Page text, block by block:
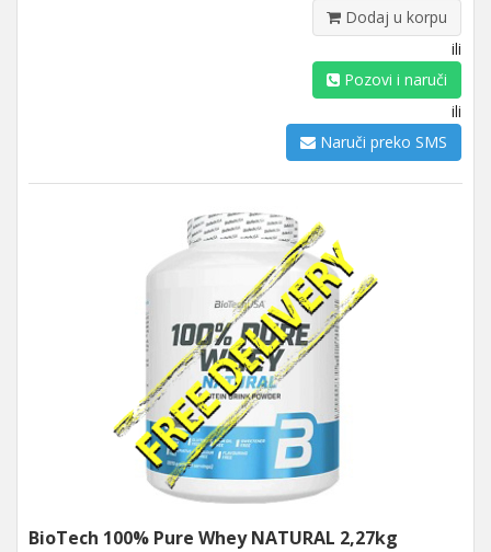
Dodaj u korpu
ili
Pozovi i naruči
ili
Naruči preko SMS
BioTech 100% Pure Whey NATURAL 2,27kg